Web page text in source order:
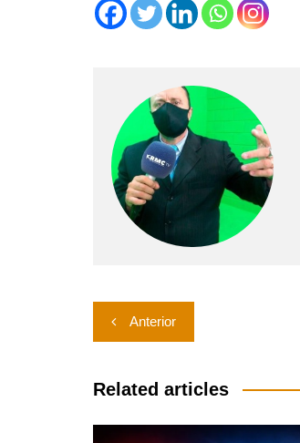
Navegação
de
Post
Anterior
Related articles